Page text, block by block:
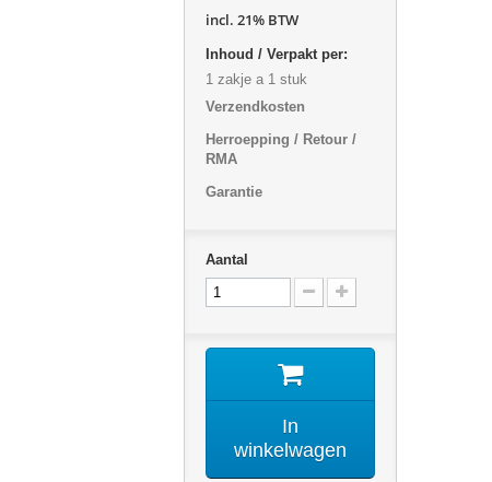
incl. 21% BTW
Inhoud / Verpakt per:
1 zakje a 1 stuk
Verzendkosten
Herroepping / Retour /
RMA
Garantie
Aantal
In
winkelwagen